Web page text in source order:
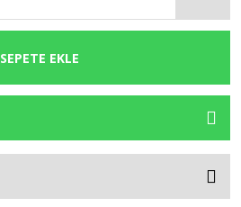
SEPETE EKLE